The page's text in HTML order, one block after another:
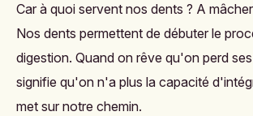
Car à quoi servent nos dents ? A
Nos dents permettent de débuter le
digestion. Quand on rêve qu'on perd
signifie qu'on n'a plus la capacité
met sur notre chemin.